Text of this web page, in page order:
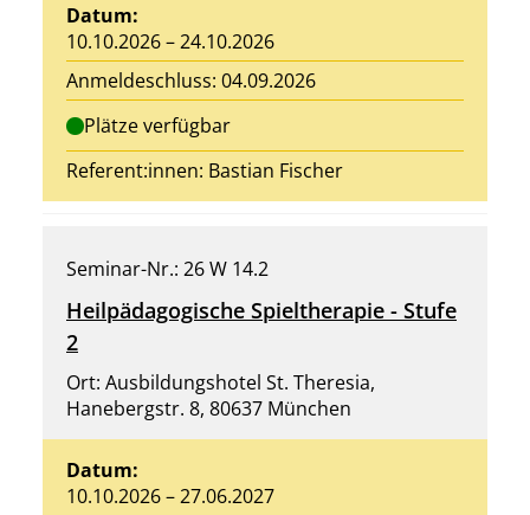
Datum:
10.10.2026 – 24.10.2026
Anmeldeschluss: 04.09.2026
Plätze verfügbar
Referent:innen: Bastian Fischer
Seminar-Nr.: 26 W 14.2
Heilpädagogische Spieltherapie - Stufe
2
Ort: Ausbildungshotel St. Theresia,
Hanebergstr. 8, 80637 München
Datum:
10.10.2026 – 27.06.2027